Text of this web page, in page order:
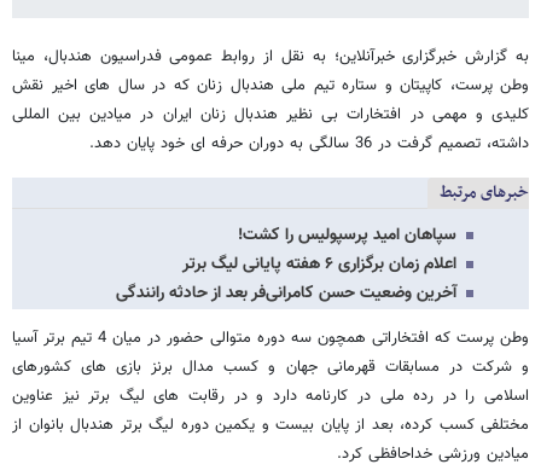
به گزارش خبرگزاری خبرآنلاین؛ به نقل از روابط عمومی فدراسیون هندبال، مینا
وطن پرست، کاپیتان و ستاره تیم ملی هندبال زنان که در سال های اخیر نقش
کلیدی و مهمی در افتخارات بی نظیر هندبال زنان ایران در میادین بین المللی
داشته، تصمیم گرفت در 36 سالگی به دوران حرفه ای خود پایان دهد.
خبرهای مرتبط
سپاهان امید پرسپولیس را کشت!
اعلام زمان برگزاری ۶ هفته پایانی لیگ برتر
آخرین وضعیت حسن کامرانی‌فر بعد از حادثه رانندگی
وطن پرست که افتخاراتی همچون سه دوره متوالی حضور در میان 4 تیم برتر آسیا
و شرکت در مسابقات قهرمانی جهان و کسب مدال برنز بازی های کشورهای
اسلامی را در رده ملی در کارنامه دارد و در رقابت های لیگ برتر نیز عناوین
مختلفی کسب کرده، بعد از پایان بیست و یکمین دوره لیگ برتر هندبال بانوان از
میادین ورزشی خداحافظی کرد.